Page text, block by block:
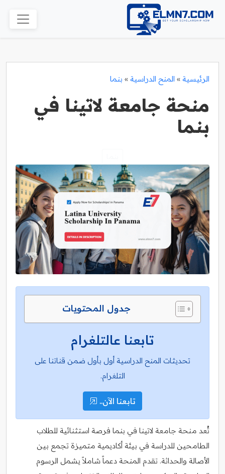
الرئيسية » المنح الدراسية » بنما
منحة جامعة لاتينا في
بنما
جدول المحتويات
تابعنا عالتلغرام
تحديثات المنح الدراسية أول بأول ضمن قناتنا على
التلغرام.
تابعنا الآن..
تُعد منحة جامعة لاتينا في بنما فرصة استثنائية للطلاب
الطامحين للدراسة في بيئة أكاديمية متميزة تجمع بين
الأصالة والحداثة. تقدم المنحة دعماً شاملاً يشمل الرسوم